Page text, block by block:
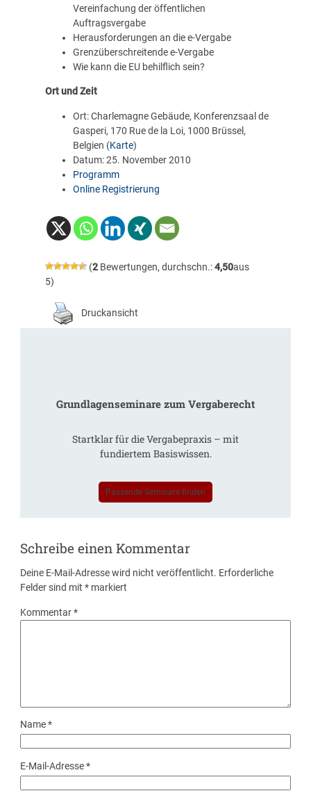
Vereinfachung der öffentlichen
Auftragsvergabe
Herausforderungen an die e-Vergabe
Grenzüberschreitende e-Vergabe
Wie kann die EU behilflich sein?
Ort und Zeit
Ort: Charlemagne Gebäude, Konferenzsaal de
Gasperi, 170 Rue de la Loi, 1000 Brüssel,
Belgien (Karte)
Datum: 25. November 2010
Programm
Online Registrierung
(2Bewertungen, durchschn.:4,50aus
5)
Druckansicht
Grundlagenseminare zum Vergaberecht
Startklar für die Vergabepraxis – mit
fundiertem Basiswissen.
Passende Seminare finden
Schreibe einen Kommentar
Deine E-Mail-Adresse wird nicht veröffentlicht. Erforderliche
Felder sind mit* markiert
Kommentar*
Name*
E-Mail-Adresse*